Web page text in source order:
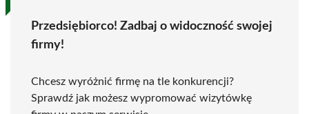
Przedsiębiorco! Zadbaj o widoczność swojej
firmy!
Chcesz wyróżnić firmę na tle konkurencji?
Sprawdź jak możesz wypromować wizytówkę